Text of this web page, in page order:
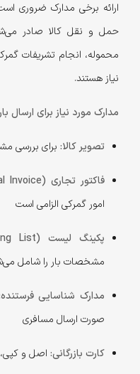
ارائه برخی مدارک ضروری
حمل و نقل کالا صادر
محموله، انجام تشریفات
نیاز هستند.
مدارک مورد نیاز برای ارسال
تصویر کالا: برای بررسی
فاکتور تجاری (Commercial Invoice):
امور گمرکی الزامی است
پکینگ لیست (Packing List):
مشخصات بار را شامل
مدارک شناسایی
صورت ارسال مسافری
کارت بازرگانی: اصل و کپی،